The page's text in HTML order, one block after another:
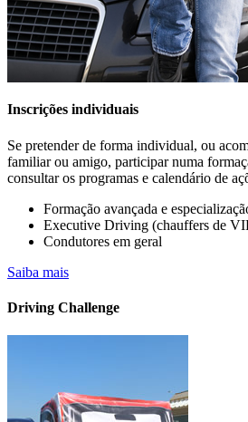
A sua empresa já possui
na frota?
Saiba mais….. CONHEÇA OS CURSOS
Inscrições individuais
Se pretender de forma individual, ou
familiar ou amigo, participar numa
consultar os programas e calendário de
Formação avançada e
Executive Driving (chauffers de
Condutores em geral
Saiba mais
Driving Challenge